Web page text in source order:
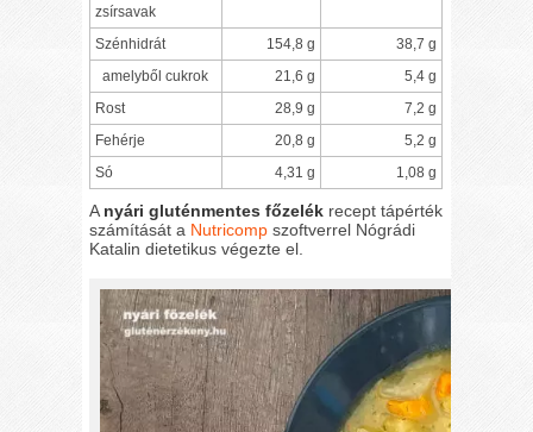
zsírsavak
Szénhidrát 154,8 g
38,7 g
amelyből cukrok
21,6 g
5,4 g
Rost
28,9 g
7,2 g
Fehérje
20,8 g
5,2 g
Só
4,31 g 1,08 g
A nyári gluténmentes főzelék recept tápérték
számítását a Nutricomp szoftverrel Nógrádi
Katalin dietetikus végezte el.